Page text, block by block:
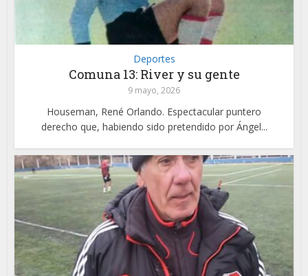
Deportes
Comuna 13: River y su gente
9 mayo, 2026
Houseman, René Orlando. Espectacular puntero
derecho que, habiendo sido pretendido por Ángel...